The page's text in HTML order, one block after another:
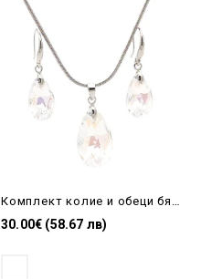
30.00€ (58.67 лв)